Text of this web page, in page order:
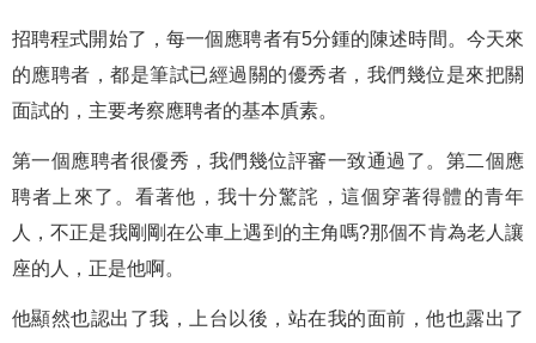
招聘程式開始了，每一個應聘者有5分鍾的陳述時間。今天來
的應聘者，都是筆試已經過關的優秀者，我們幾位是來把關
面試的，主要考察應聘者的基本貭素。
第一個應聘者很優秀，我們幾位評審一致通過了。第二個應
聘者上來了。看著他，我十分驚詫，這個穿著得體的青年
人，不正是我剛剛在公車上遇到的主角嗎?那個不肯為老人讓
座的人，正是他啊。
他顯然也認出了我，上台以後，站在我的面前，他也露出了